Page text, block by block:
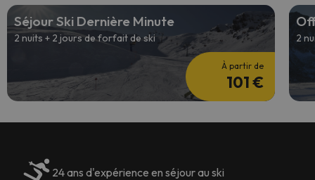
Séjour Ski Dernière Minute
2 nuits + 2 jours de forfait de ski
À partir de
101 €
2
24 ans d'expérience en séjour au ski